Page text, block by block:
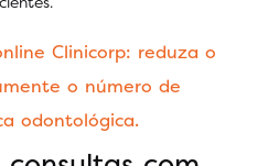
Clinicorp: reduza o
o número de
odontológica.